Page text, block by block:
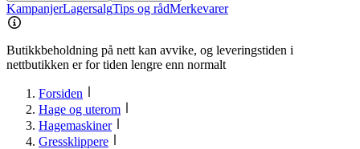
KampanjerLagersalgTips og rådMerkevarer
Butikkbeholdning på nett kan avvike, og leveringstiden i
nettbutikken er for tiden lengre enn normalt
Forsiden
Hage og uterom
Hagemaskiner
Gressklippere